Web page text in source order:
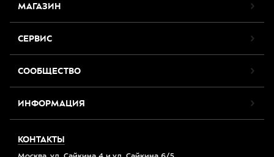
МАГАЗИН
СЕРВИС
СООБЩЕСТВО
ИНФОРМАЦИЯ
КОНТАКТЫ